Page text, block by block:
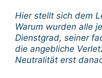
Hier stellt sich dem
Warum wurden alle
Dienstgrad, seiner
die angebliche
Neutralität erst